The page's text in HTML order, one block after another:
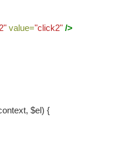
value="click2" />
$el) {